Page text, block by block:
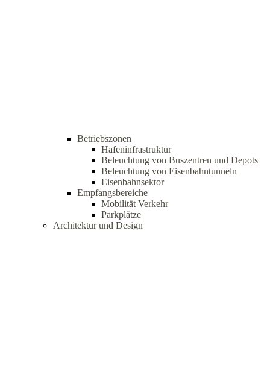
Betriebszonen
Hafeninfrastruktur
Beleuchtung von Buszentren und Depots
Beleuchtung von Eisenbahntunneln
Eisenbahnsektor
Empfangsbereiche
Mobilität Verkehr
Parkplätze
Architektur und Design